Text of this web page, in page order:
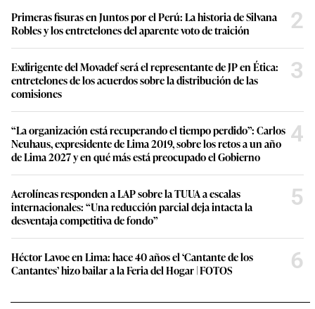
Primeras fisuras en Juntos por el Perú: La historia de Silvana
Robles y los entretelones del aparente voto de traición
2
Exdirigente del Movadef será el representante de JP en Ética:
entretelones de los acuerdos sobre la distribución de las
comisiones
3
“La organización está recuperando el tiempo perdido”: Carlos
Neuhaus, expresidente de Lima 2019, sobre los retos a un año
de Lima 2027 y en qué más está preocupado el Gobierno
4
Aerolíneas responden a LAP sobre la TUUA a escalas
internacionales: “Una reducción parcial deja intacta la
desventaja competitiva de fondo”
5
Héctor Lavoe en Lima: hace 40 años el ‘Cantante de los
Cantantes’ hizo bailar a la Feria del Hogar | FOTOS
6